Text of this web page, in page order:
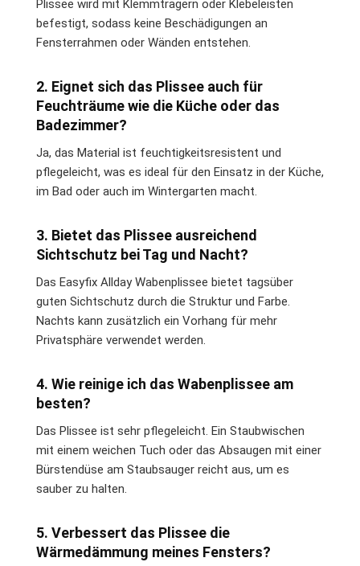
Plissee wird mit Klemmträgern oder Klebeleisten
befestigt, sodass keine Beschädigungen an
Fensterrahmen oder Wänden entstehen.
2. Eignet sich das Plissee auch für
Feuchträume wie die Küche oder das
Badezimmer?
Ja, das Material ist feuchtigkeitsresistent und
pflegeleicht, was es ideal für den Einsatz in der Küche,
im Bad oder auch im Wintergarten macht.
3. Bietet das Plissee ausreichend
Sichtschutz bei Tag und Nacht?
Das Easyfix Allday Wabenplissee bietet tagsüber
guten Sichtschutz durch die Struktur und Farbe.
Nachts kann zusätzlich ein Vorhang für mehr
Privatsphäre verwendet werden.
4. Wie reinige ich das Wabenplissee am
besten?
Das Plissee ist sehr pflegeleicht. Ein Staubwischen
mit einem weichen Tuch oder das Absaugen mit einer
Bürstendüse am Staubsauger reicht aus, um es
sauber zu halten.
5. Verbessert das Plissee die
Wärmedämmung meines Fensters?